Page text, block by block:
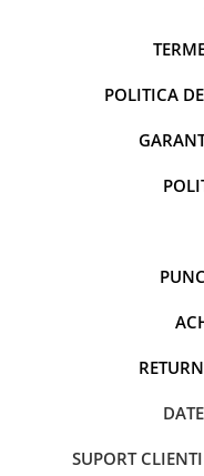
POLITICA
SUPORT CLIENTI